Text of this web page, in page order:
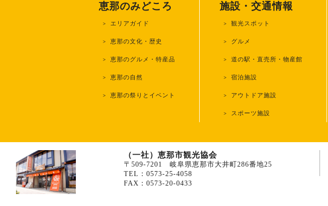
恵那のみどころ
エリアガイド
恵那の文化・歴史
恵那のグルメ・特産品
恵那の自然
恵那の祭りとイベント
施設・交通情報
観光スポット
グルメ
道の駅・直売所・物産館
宿泊施設
アウトドア施設
スポーツ施設
（一社）恵那市観光協会
〒509-7201 岐阜県恵那市大井町286番地25
TEL：0573-25-4058
FAX：0573-20-0433